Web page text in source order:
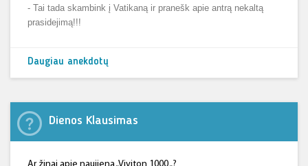
- Tai tada skambink į Vatikaną ir pranešk apie antrą nekaltą
prasidejimą!!!
Daugiau anekdotų
Dienos Klausimas